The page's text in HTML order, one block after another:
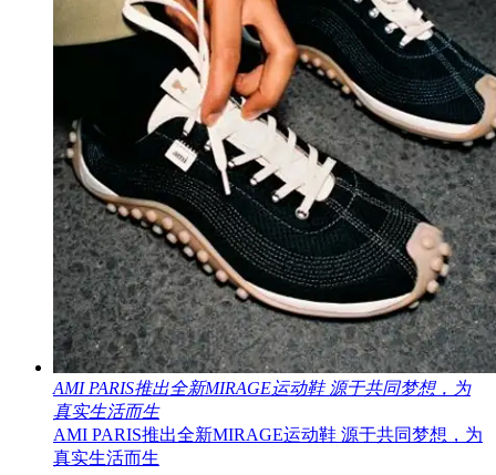
AMI PARIS推出全新MIRAGE运动鞋 源于共同梦想，为
真实生活而生
AMI PARIS推出全新MIRAGE运动鞋 源于共同梦想，为
真实生活而生